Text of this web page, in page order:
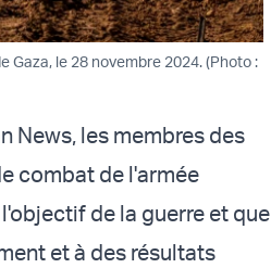
Gaza, le 28 novembre 2024. (Photo :
News, les membres des
combat de l'armée
de la guerre et que
et à des résultats